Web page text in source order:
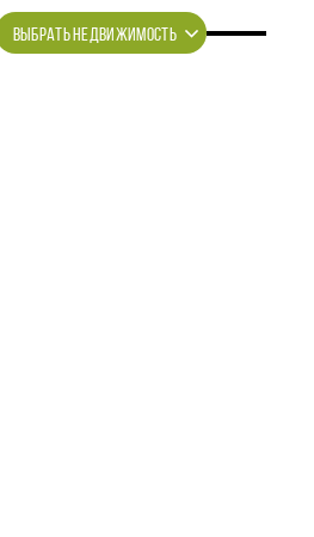
ВЫБРАТЬ НЕДВИЖИМОСТЬ